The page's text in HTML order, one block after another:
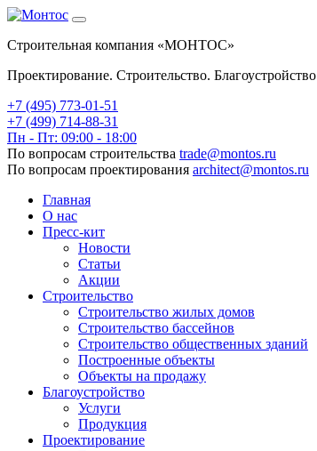
Строительная компания «МОНТОС»
Проектирование. Строительство. Благоустройство
+7 (495) 773-01-51
+7 (499) 714-88-31
Пн - Пт: 09:00 - 18:00
По вопросам строительства trade@montos.ru
По вопросам проектирования architect@montos.ru
Главная
О нас
Пресс-кит
Новости
Статьи
Акции
Строительство
Строительство жилых домов
Строительство бассейнов
Строительство общественных зданий
Построенные объекты
Объекты на продажу
Благоустройство
Услуги
Продукция
Проектирование